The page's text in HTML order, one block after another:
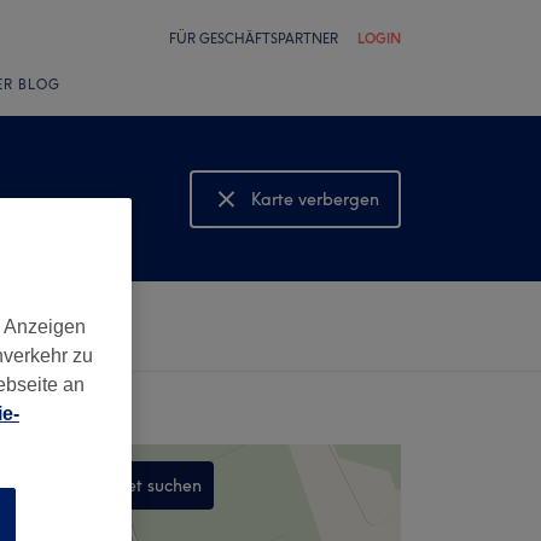
FÜR GESCHÄFTSPARTNER LOGIN
BLOG
Karte verbergen
Karte anzeigen
In diesem Gebiet suchen
zu
an